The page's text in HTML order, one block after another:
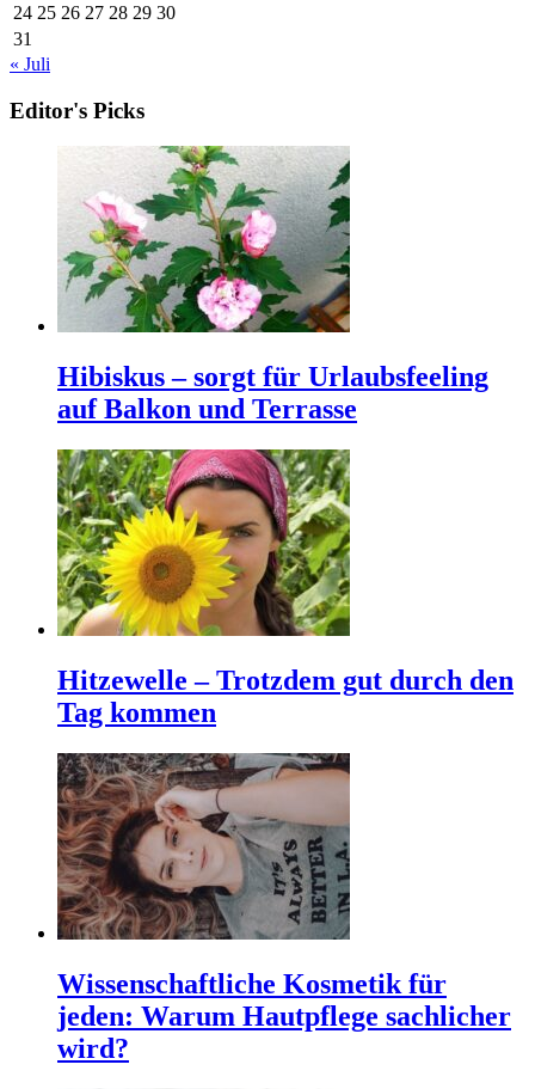
24 25 26 27 28 29 30
31
« Juli
Editor's Picks
Hibiskus – sorgt für Urlaubsfeeling
auf Balkon und Terrasse
Hitzewelle – Trotzdem gut durch den
Tag kommen
Wissenschaftliche Kosmetik für
jeden: Warum Hautpflege sachlicher
wird?